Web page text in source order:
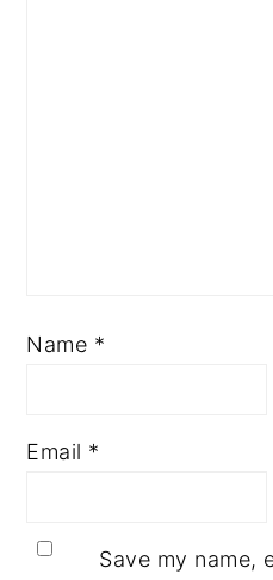
Name *
Email *
Save my name,